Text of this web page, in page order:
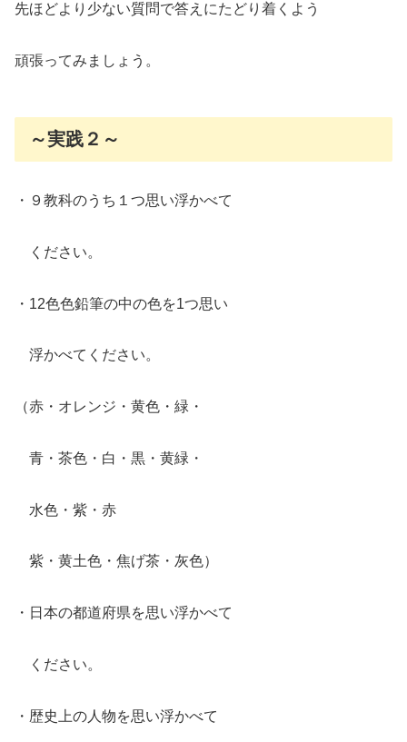
先ほどより少ない質問で答えにたどり着くよう
頑張ってみましょう。
～実践２～
・９教科のうち１つ思い浮かべて
ください。
・12色色鉛筆の中の色を1つ思い
浮かべてください。
（赤・オレンジ・黄色・緑・
青・茶色・白・黒・黄緑・
水色・紫・赤
紫・黄土色・焦げ茶・灰色）
・日本の都道府県を思い浮かべて
ください。
・歴史上の人物を思い浮かべて